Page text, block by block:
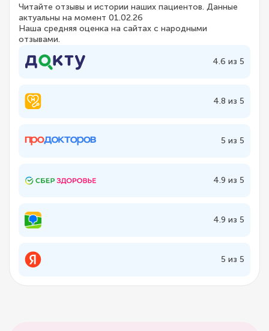
Читайте отзывы и истории наших пациентов. Данные
актуальны на момент 01.02.26
Наша средняя оценка на сайтах с народными
отзывами.
4.6 из 5
4.8 из 5
5 из 5
4.9 из 5
4.9 из 5
5 из 5